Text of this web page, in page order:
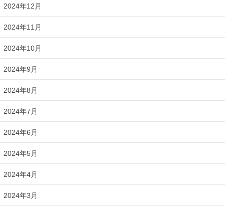
2024年12月
2024年11月
2024年10月
2024年9月
2024年8月
2024年7月
2024年6月
2024年5月
2024年4月
2024年3月